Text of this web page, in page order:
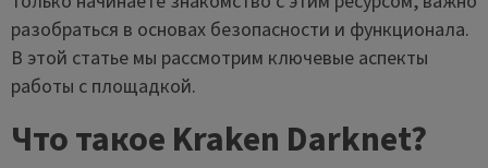
разобраться в основах безопасности и функционала.
В этой статье мы рассмотрим ключевые аспекты
работы с площадкой.
Что такое Kraken Darknet?